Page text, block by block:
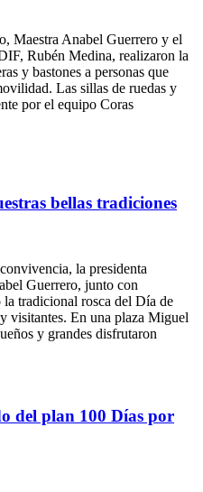
Maestra Anabel Guerrero y el
Rubén Medina, realizaron la
y bastones a personas que
Las sillas de ruedas y
por el equipo Coras
bellas tradiciones
la presidenta
Guerrero, junto con
tradicional rosca del Día de
visitantes. En una plaza Miguel
y grandes disfrutaron
del plan 100 Días por